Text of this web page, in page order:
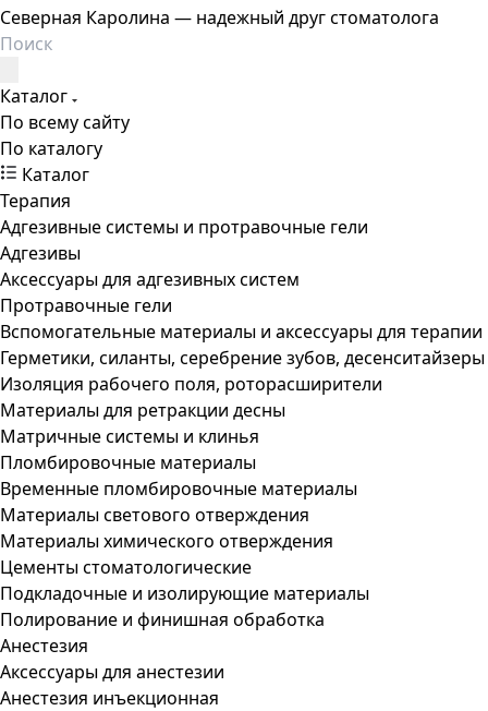
Северная Каролина — надежный друг стоматолога
Каталог
По всему сайту
По каталогу
Каталог
Терапия
Адгезивные системы и протравочные гели
Адгезивы
Аксессуары для адгезивных систем
Протравочные гели
Вспомогательные материалы и аксессуары для терапии
Герметики, силанты, серебрение зубов, десенситайзеры
Изоляция рабочего поля, роторасширители
Материалы для ретракции десны
Матричные системы и клинья
Пломбировочные материалы
Временные пломбировочные материалы
Материалы светового отверждения
Материалы химического отверждения
Цементы стоматологические
Подкладочные и изолирующие материалы
Полирование и финишная обработка
Анестезия
Аксессуары для анестезии
Анестезия инъекционная